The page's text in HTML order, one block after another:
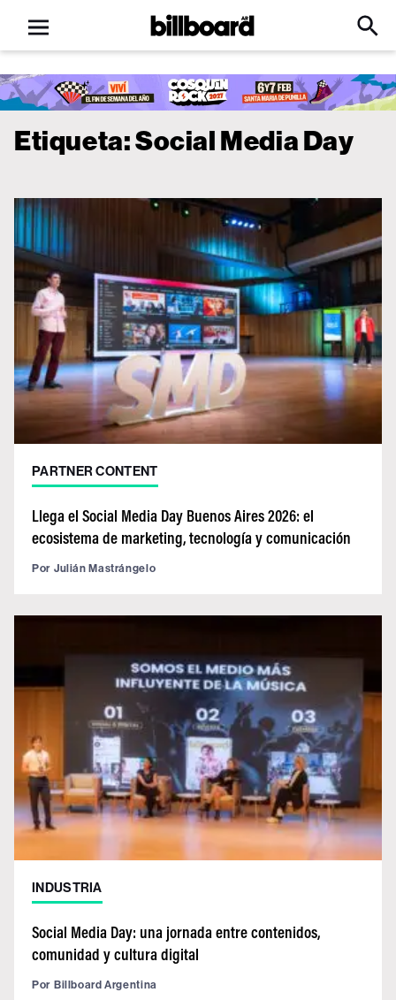
Open
menu
Billboard
Click
Input
Etiqueta:Social Media Day
PARTNER CONTENT
Llega el Social Media Day Buenos Aires 2026: el
ecosistema de marketing, tecnología y comunicación
Por Julián Mastrángelo
INDUSTRIA
Social Media Day: una jornada entre contenidos,
comunidad y cultura digital
Por Billboard Argentina